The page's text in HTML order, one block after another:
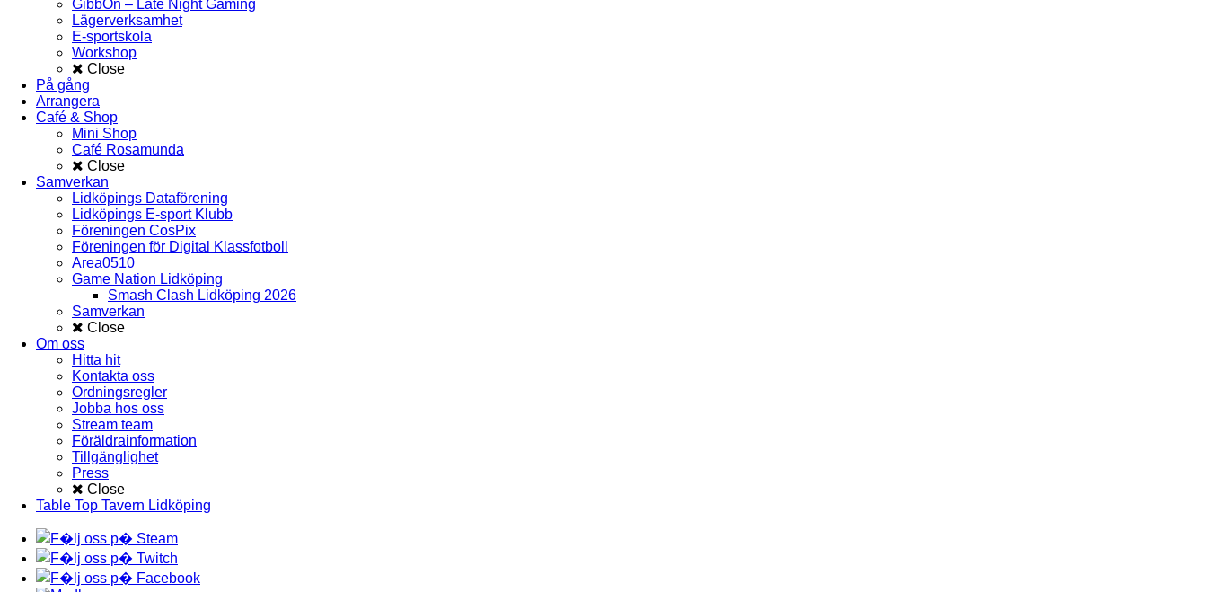
GibbOn – Late Night Gaming
Lägerverksamhet
E-sportskola
Workshop
Close
På gång
Arrangera
Café & Shop
Mini Shop
Café Rosamunda
Close
Samverkan
Lidköpings Dataförening
Lidköpings E-sport Klubb
Föreningen CosPix
Föreningen för Digital Klassfotboll
Area0510
Game Nation Lidköping
Smash Clash Lidköping 2026
Samverkan
Close
Om oss
Hitta hit
Kontakta oss
Ordningsregler
Jobba hos oss
Stream team
Föräldrainformation
Tillgänglighet
Press
Close
Table Top Tavern Lidköping